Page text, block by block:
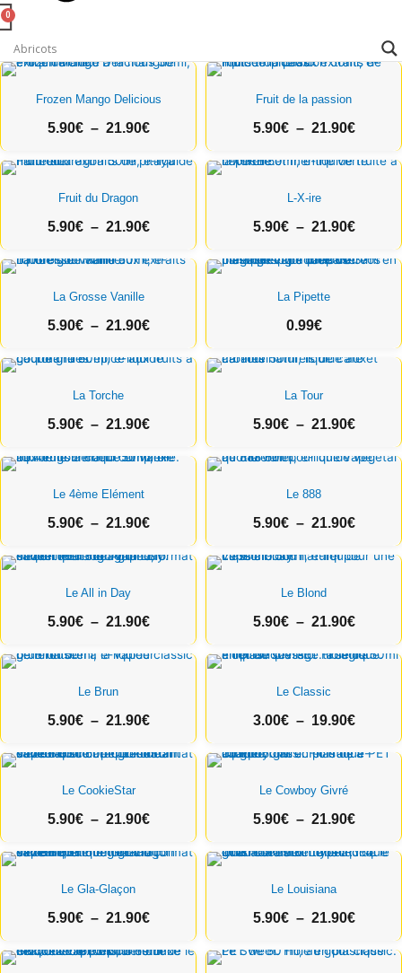
Frozen Mango Delicious
5.90€ – 21.90€
Plage
5.90€
21.90€
Fruit de la passion
5.90€ – 21.90€
Plage
5.90€
21.90€
Fruit du Dragon
5.90€ – 21.90€
Plage
5.90€
21.90€
L-X-ire
5.90€ – 21.90€
Plage
5.90€
21.90€
La Grosse Vanille
5.90€ – 21.90€
Plage
5.90€
21.90€
La Pipette
0.99€
La Torche
5.90€ – 21.90€
Plage
5.90€
21.90€
La Tour
5.90€ – 21.90€
Plage
5.90€
21.90€
Le 4ème Elément
5.90€ – 21.90€
Plage
5.90€
21.90€
Le 888
5.90€ – 21.90€
Plage
5.90€
21.90€
Le All in Day
5.90€ – 21.90€
Plage
5.90€
21.90€
Le Blond
5.90€ – 21.90€
Plage
5.90€
21.90€
Le Brun
5.90€ – 21.90€
Plage
5.90€
21.90€
Le Classic
3.00€ – 19.90€
Plage
3.00€
19.90€
Le CookieStar
5.90€ – 21.90€
Plage
5.90€
21.90€
Le Cowboy Givré
5.90€ – 21.90€
Plage
5.90€
21.90€
Le Gla-Glaçon
5.90€ – 21.90€
Plage
5.90€
21.90€
Le Louisiana
5.90€ – 21.90€
Plage
5.90€
21.90€
Plage